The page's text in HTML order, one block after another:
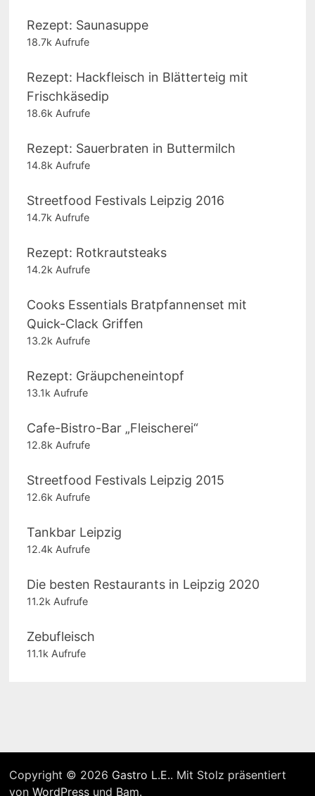
Rezept: Saunasuppe
18.7k Aufrufe
Rezept: Hackfleisch in Blätterteig mit
Frischkäsedip
18.6k Aufrufe
Rezept: Sauerbraten in Buttermilch
14.8k Aufrufe
Streetfood Festivals Leipzig 2016
14.7k Aufrufe
Rezept: Rotkrautsteaks
14.2k Aufrufe
Cooks Essentials Bratpfannenset mit
Quick-Clack Griffen
13.2k Aufrufe
Rezept: Gräupcheneintopf
13.1k Aufrufe
Cafe-Bistro-Bar „Fleischerei“
12.8k Aufrufe
Streetfood Festivals Leipzig 2015
12.6k Aufrufe
Tankbar Leipzig
12.4k Aufrufe
Die besten Restaurants in Leipzig 2020
11.2k Aufrufe
Zebufleisch
11.1k Aufrufe
Copyright © 2026 Gastro L.E.. Mit Stolz präsentiert
von WordPressund Bam.